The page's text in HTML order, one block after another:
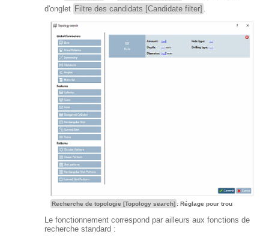
d'onglet Filtre des candidats [Candidate filter]
Recherche de topologie [Topology search] : Réglage pour trou
Le fonctionnement correspond par ailleurs aux fonctions de
recherche standard :